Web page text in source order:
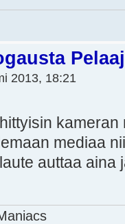
2013, 18:21
mediaa
auttaa aina